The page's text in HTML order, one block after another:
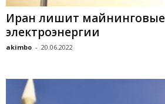
Иран лишит
электроэнергии
akimbo - 20.06.2022